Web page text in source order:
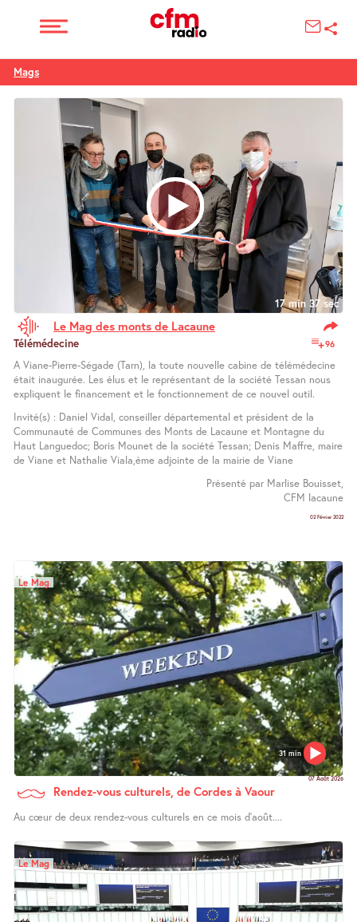
Mags
17 min 37 sec
Le Mag des monts de Lacaune
96
Télémédecine
A Viane-Pierre-Ségade (Tarn), la toute nouvelle cabine de télémédecine
était inaugurée. Les élus et le représentant de la société Tessan nous
expliquent le financement et le fonctionnement de ce nouvel outil.
Invité(s) : Daniel Vidal, conseiller départemental et président de la
Communauté de Communes des Monts de Lacaune et Montagne du
Haut Languedoc; Boris Mounet de la société Tessan; Denis Maffre, maire
de Viane et Nathalie Viala,ème adjointe de la mairie de Viane
Présenté par Marlise Bouisset,
CFM lacaune
02 Février 2022
31 min
Le Mag
07 Août 2026
Rendez-vous culturels, de Cordes à Vaour
Au cœur de deux rendez-vous culturels en ce mois d’août....
Le Mag